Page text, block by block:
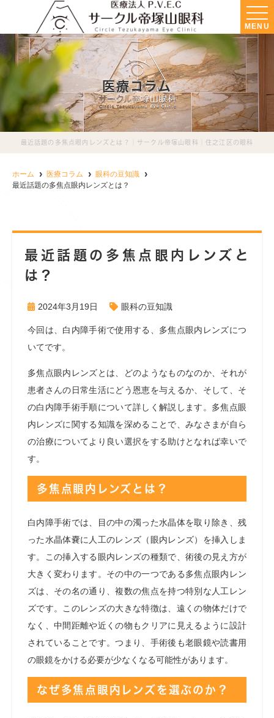
MENU
医療コラム
最近話題の多焦点眼内レンズとは？｜サークル帝塚山眼科｜住之江区の眼科
ホーム 医療コラム
眼科の豆知識
最近話題の多焦点眼内レンズとは？
最近話題の多焦点眼内レンズと
は？
2024年3月19日 眼科の豆知識
今回は、白内障手術で使用する、多焦点眼内レンズにつ
いてです。
多焦点眼内レンズとは、どのようなものなのか、それが
患者さんの日常生活にどう恩恵を与えるか、そして、そ
の白内障手術手順について詳しく解説します。多焦点眼
内レンズに関する知識を深めることで、みなさまが自ら
の治療についてより良い選択をする助けとなれば幸いで
す。
多焦点眼内レンズとは？
白内障手術では、目の中の濁った水晶体を取り除き、残
った水晶体嚢に人工のレンズ（眼内レンズ）を挿入しま
す。この挿入する眼内レンズの種類で、術後の見え方が
大きく変わります。その中の一つである多焦点眼内レン
ズは、その名の通り、複数の焦点を持つ特別な人工レン
ズです。このレンズの大きな特徴は、遠くの物体だけで
なく、中間距離や近くの物もクリアに見えるように設計
されていることです。つまり、手術後も老眼鏡や読書用
の眼鏡をかける必要が少なくなる可能性があります。
なぜ多焦点眼内レンズを選ぶのか？